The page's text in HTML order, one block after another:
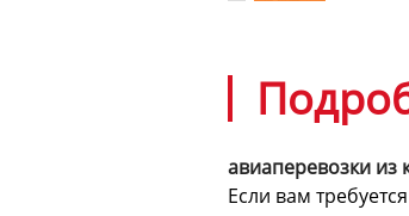
авиаперевозки из
Если вам